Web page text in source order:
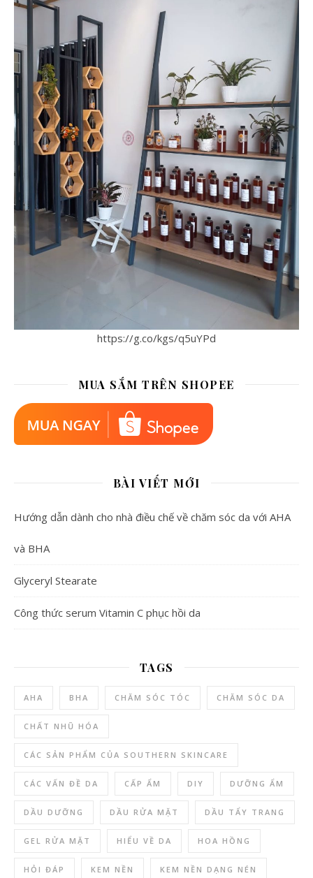
https://g.co/kgs/q5uYPd
MUA SẮM TRÊN SHOPEE
BÀI VIẾT MỚI
Hướng dẫn dành cho nhà điều chế về chăm sóc da với AHA
và BHA
Glyceryl Stearate
Công thức serum Vitamin C phục hồi da
TAGS
AHA BHA CHĂM SÓC TÓC CHĂM SÓC DA
CHẤT NHŨ HÓA
CÁC SẢN PHẨM CỦA SOUTHERN SKINCARE
CÁC VẤN ĐỀ DA CẤP ẨM DIY DƯỠNG ẨM
DẦU DƯỠNG DẦU RỬA MẶT DẦU TẨY TRANG
GEL RỬA MẶT HIỂU VỀ DA HOA HỒNG
HỎI ĐÁP KEM NỀN KEM NỀN DẠNG NÉN